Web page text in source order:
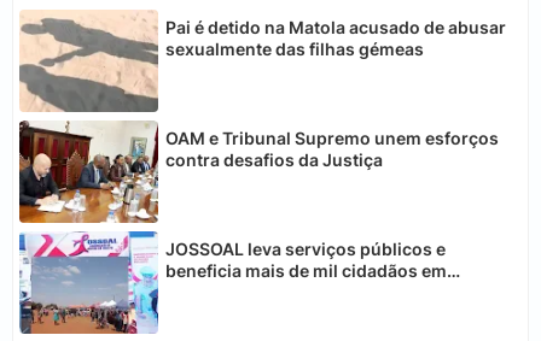
Pai é detido na Matola acusado de abusar
sexualmente das filhas gémeas
OAM e Tribunal Supremo unem esforços
contra desafios da Justiça
JOSSOAL leva serviços públicos e
beneficia mais de mil cidadãos em